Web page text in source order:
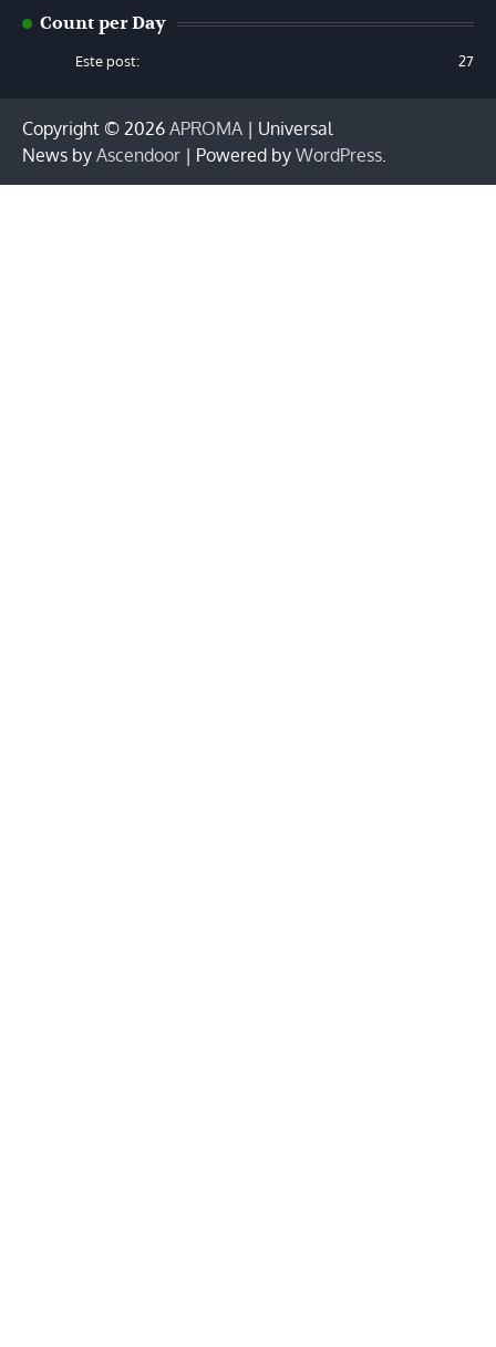
Count per Day
27
Este post:
Copyright © 2026 APROMA | Universal
News by Ascendoor | Powered by WordPress.